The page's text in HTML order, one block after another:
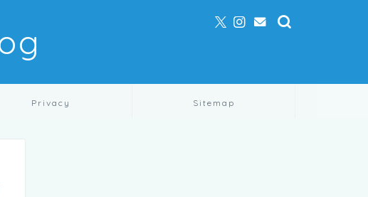
Privacy Sitemap